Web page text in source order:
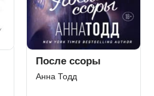
После ссоры
Анна Тодд